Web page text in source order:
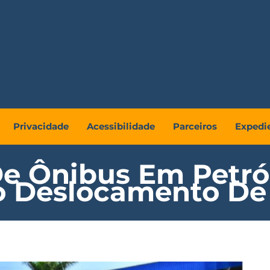
Privacidade Acessibilidade Parceiros
Ônibus Em
Deslocamento